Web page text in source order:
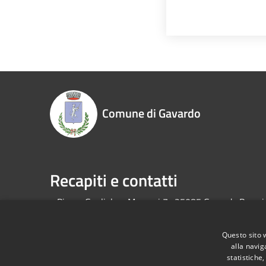
Comune di Gavardo
Recapiti e contatti
Piazza Guglielmo Marconi 7- 25085 Gavardo Brescia
Mappa
Questo sito
alla